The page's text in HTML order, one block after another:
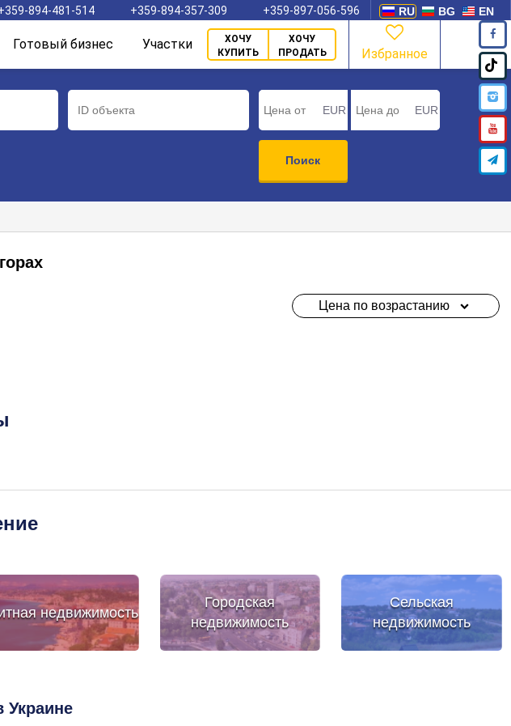
RU BG EN
894-481-514 +359-894-357-309 +359-897-056-596
Готовый бизнес Участки
ХОЧУ
КУПИТЬ
ХОЧУ
ПРОДАТЬ
Избранное
EUR EUR
Поиск
Цена по возрастанию
недвижимость
Городская
недвижимость
Сельская
недвижимость
Украине